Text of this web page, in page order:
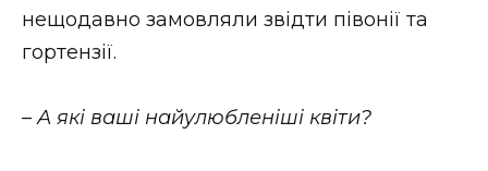
нещодавно замовляли звідти півонії та
гортензії.
–А які ваші найулюбленіші квіти?